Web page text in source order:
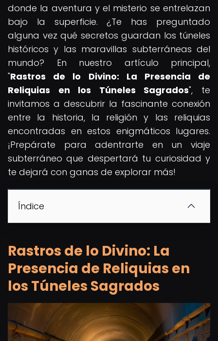
donde la aventura y el misterio se entrelazan
bajo la superficie. ¿Te has preguntado
alguna vez qué secretos guardan los túneles
históricos y las maravillas subterráneas del
mundo? En nuestro artículo principal,
"Rastros de lo Divino: La Presencia de
Reliquias en los Túneles Sagrados", te
invitamos a descubrir la fascinante conexión
entre la historia, la religión y las reliquias
encontradas en estos enigmáticos lugares.
¡Prepárate para adentrarte en un viaje
subterráneo que despertará tu curiosidad y
te dejará con ganas de explorar más!
Índice
Rastros de lo Divino: La
Presencia de Reliquias en
los Túneles Sagrados